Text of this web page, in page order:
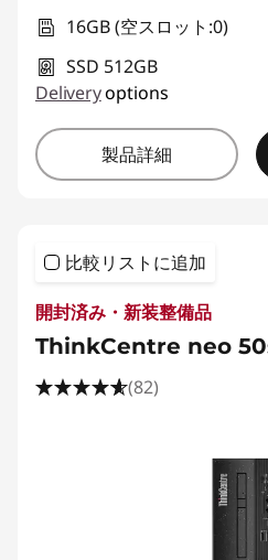
16GB (空スロット:0)
SSD 512GB
Deliveryoptions
製品詳細
比較リストに追加
開封済み・新装整備品
ThinkCentre neo
(82)